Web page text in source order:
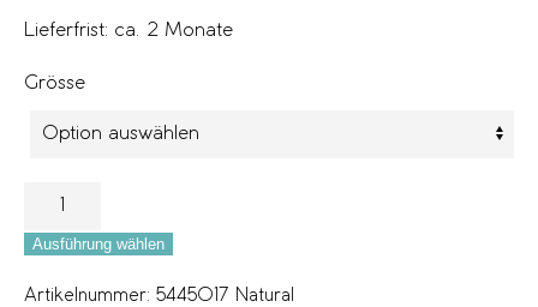
Lieferfrist: ca. 2 Monate
Grösse
Ausführung wählen
Artikelnummer: 5445017 Natural